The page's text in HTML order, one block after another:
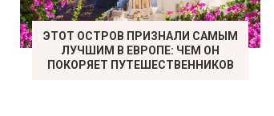
ЭТОТ ОСТРОВ ПРИЗНАЛИ САМЫМ
ЛУЧШИМ В ЕВРОПЕ: ЧЕМ ОН
ПОКОРЯЕТ ПУТЕШЕСТВЕННИКОВ